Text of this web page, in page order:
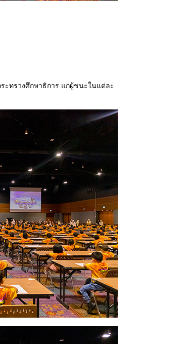
มสนุกสนานให้ผู้สอบ
ะทรวงศึกษาธิการ แก่ผู้ชนะในแต่ละ